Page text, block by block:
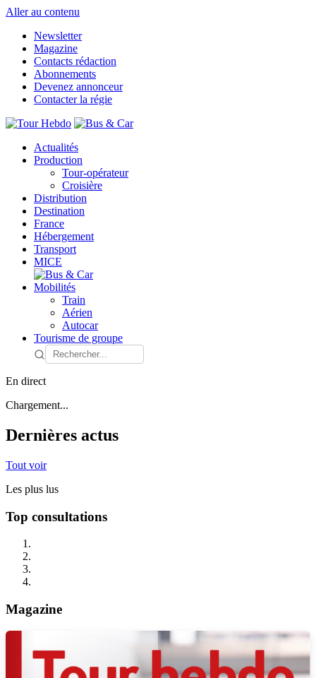
Aller au contenu
Newsletter
Magazine
Contacts rédaction
Abonnements
Devenez annonceur
Contacter la régie
Actualités
Production
Tour-opérateur
Croisière
Distribution
Destination
France
Hébergement
Transport
MICE
Mobilités
Train
Aérien
Autocar
Tourisme de groupe
En direct
Chargement...
Dernières actus
Tout voir
Les plus lus
Top consultations
Magazine